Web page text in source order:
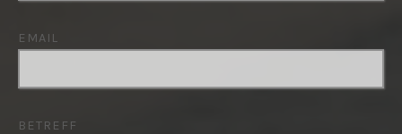
EMAIL
BETREFF